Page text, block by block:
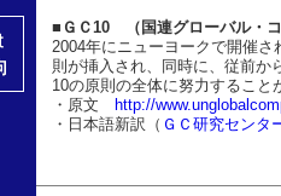
■ＧＣ10 （国連グローバル・コ
2004年にニューヨークで開催
則が挿入され、同時に、従前か
10の原則の全体に努力すること
・原文
http://
・日本語新訳（ ＧＣ研究センタ